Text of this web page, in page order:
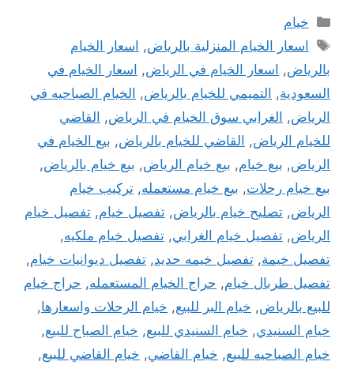
التصنيفات
خيام
الوسوم
اسعار الخيام المنزلية بالرياض, اسعار الخيام
بالرياض, اسعار الخيام في الرياض, اسعار الخيام في
السعودية, التميمي للخيام بالرياض, الخيام الصباحيه في
الرياض, الغرابي سوق الخيام في الرياض, القاضي
للخيام الرياض, القاضي للخيام بالرياض, بيع الخيام في
الرياض, بيع خيام, بيع خيام الرياض, بيع خيام بالرياض,
بيع خيام رحلات, بيع خيام مستعمله, تركيب خيام
الرياض, تصليح خيام بالرياض, تفصيل خيام, تفصيل خيام
الرياض, تفصيل خيام الغرابي, تفصيل خيام ملكيه,
تفصيل خيمة, تفصيل خيمه حديد, تفصيل ديوانيات خيام,
تفصيل طربال خيام, حراج الخيام المستعمله, حراج خيام
للبيع بالرياض, خيام البر للبيع, خيام الرحلات واسعارها,
خيام السنيدي, خيام السنيدي للبيع, خيام الصباح للبيع,
خيام الصباحيه للبيع, خيام القاضي, خيام القاضي للبيع,